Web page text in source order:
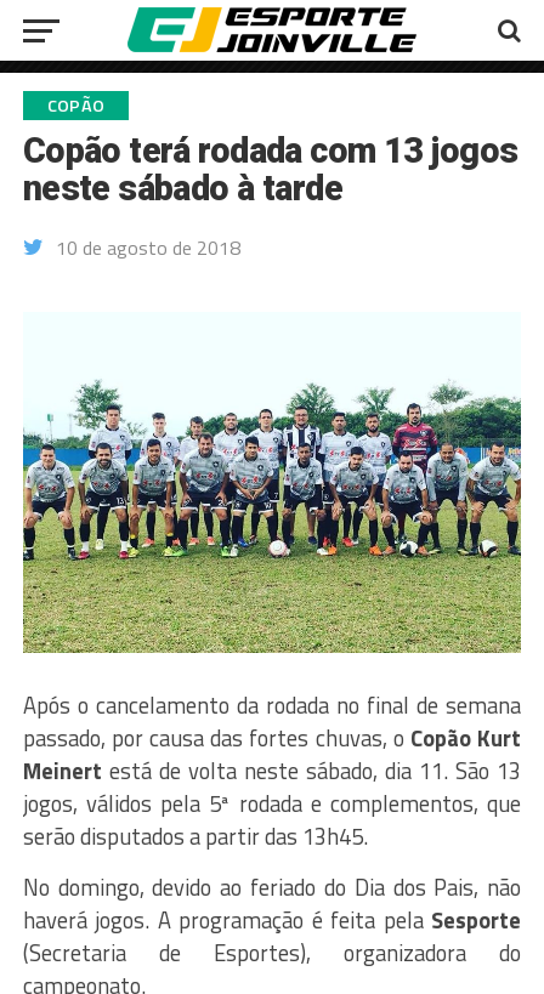
COPÃO
Copão terá rodada com 13 jogos
neste sábado à tarde
10 de agosto de 2018
Após o cancelamento da rodada no final de semana
passado, por causa das fortes chuvas, o Copão Kurt
Meinert está de volta neste sábado, dia 11. São 13
jogos, válidos pela 5ª rodada e complementos, que
serão disputados a partir das 13h45.
No domingo, devido ao feriado do Dia dos Pais, não
haverá jogos. A programação é feita pela Sesporte
(Secretaria de Esportes), organizadora do
campeonato.